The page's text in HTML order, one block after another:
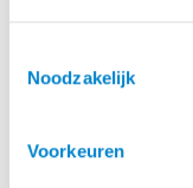
Noodzakelijk
Voorkeuren
Merk